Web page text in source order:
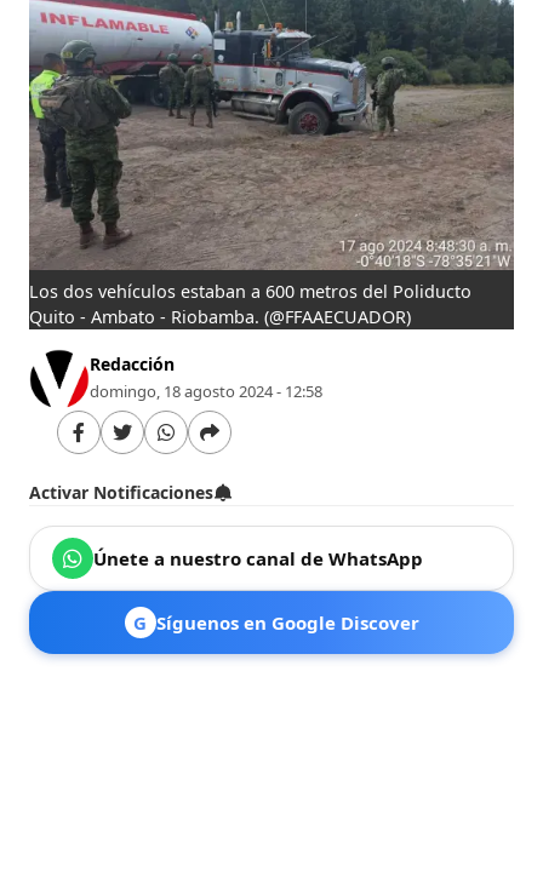
Los dos vehículos estaban a 600 metros del Poliducto
Quito - Ambato - Riobamba. (@FFAAECUADOR)
Redacción
domingo, 18 agosto 2024 - 12:58
Activar Notificaciones
Únete a nuestro canal de WhatsApp
G Síguenos en Google Discover